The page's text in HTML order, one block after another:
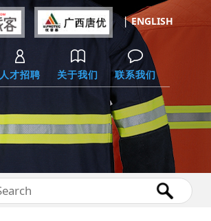
|ENGLISH
人才招聘 关于我们 联系我们